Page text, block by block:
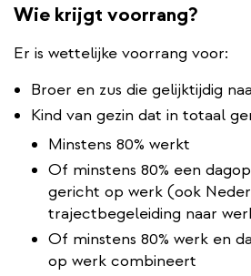
Wie krijgt voorrang?
Er is wettelijke voorrang voor:
Broer en zus die gelijktijdig
Kind van gezin dat in totaal
Minstens 80% werkt
Of minstens 80% een
gericht op werk (ook
trajectbegeleiding naar
Of minstens 80% werk en
op werk combineert